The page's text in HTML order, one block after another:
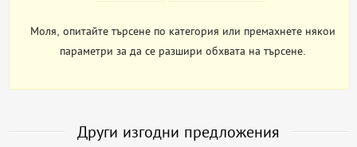
Моля, опитайте търсене по категория или премахнете някои
параметри за да се разшири обхвата на търсене.
Други изгодни предложения